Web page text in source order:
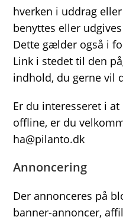
hverken i uddrag
benyttes eller
Dette gælder også i
Link i stedet til den
indhold, du gerne vil
Er du interesseret i
offline, er du
ha@pilanto.dk
Annoncering
Der annonceres på
banner-annoncer,